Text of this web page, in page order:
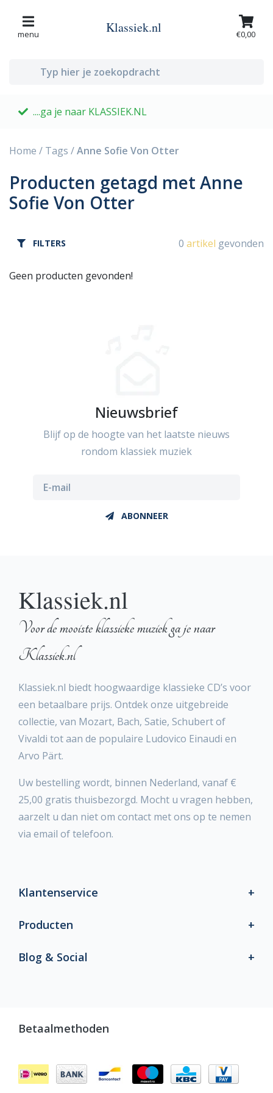
menu Klassiek.nl €0,00
....ga je naar KLASSIEK.NL
Home / Tags /Anne Sofie Von Otter
Producten getagd met Anne
Sofie Von Otter
FILTERS 0 artikel gevonden
Geen producten gevonden!
Nieuwsbrief
Blijf op de hoogte van het laatste nieuws
rondom klassiek muziek
ABONNEER
Klassiek.nl
Voor de mooiste klassieke muziek ga je naar
Klassiek.nl
Klassiek.nl biedt hoogwaardige klassieke CD’s voor
een betaalbare prijs. Ontdek onze uitgebreide
collectie, van Mozart, Bach, Satie, Schubert of
Vivaldi tot aan de populaire Ludovico Einaudi en
Arvo Pärt.
Uw bestelling wordt, binnen Nederland, vanaf €
25,00 gratis thuisbezorgd. Mocht u vragen hebben,
aarzelt u dan niet om contact met ons op te nemen
via email of telefoon.
Klantenservice
Producten
Blog & Social
Betaalmethoden